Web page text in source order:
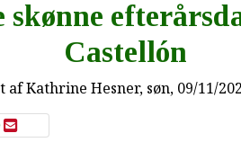
skønne
Castellón
afKathrine Hesner, søn, 09/11/